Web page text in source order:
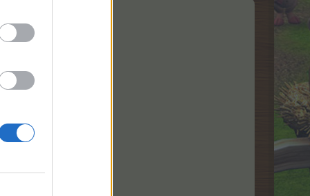
напредък.